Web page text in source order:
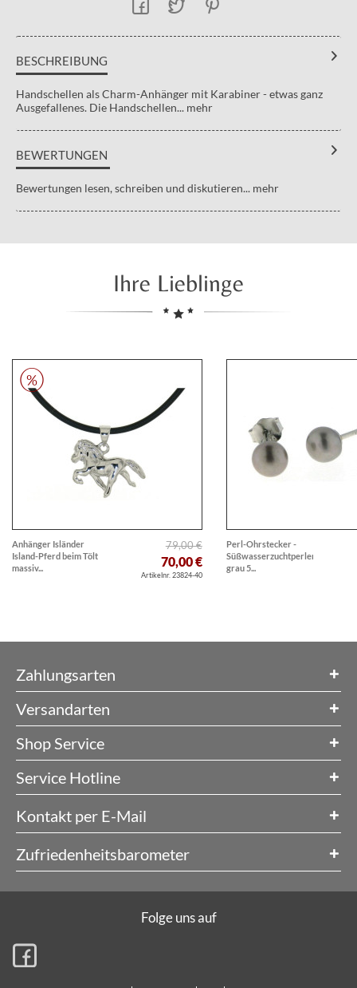
BESCHREIBUNG
Handschellen als Charm-Anhänger mit Karabiner - etwas ganz
Ausgefallenes. Die Handschellen... mehr
BEWERTUNGEN
Bewertungen lesen, schreiben und diskutieren... mehr
Ihre Lieblinge
Anhänger Isländer
Island-Pferd beim Tölt
massiv...
79,00 €
70,00 €
Artikelnr. 23824-40
Perl-Ohrstecker -
Süßwasserzuchtperlen
grau 5...
Zahlungsarten
Versandarten
Shop Service
Service Hotline
Kontakt per E-Mail
Zufriedenheitsbarometer
Folge uns auf